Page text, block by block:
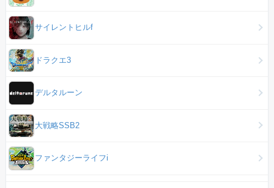
サイレントヒルf
ドラクエ3
デルタルーン
大戦略SSB2
ファンタジーライフi